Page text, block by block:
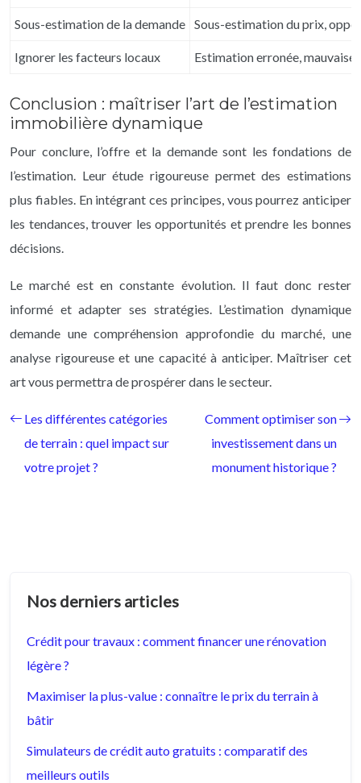
Sous-estimation de la demande Sous-estimation du prix,
Ignorer les facteurs locaux Estimation erronée, mauvaise
Conclusion : maîtriser l’art de l’estimation
immobilière dynamique
Pour conclure, l’offre et la demande sont les fondations de
l’estimation. Leur étude rigoureuse permet des estimations
plus fiables. En intégrant ces principes, vous pourrez anticiper
les tendances, trouver les opportunités et prendre les bonnes
décisions.
Le marché est en constante évolution. Il faut donc rester
informé et adapter ses stratégies. L’estimation dynamique
demande une compréhension approfondie du marché, une
analyse rigoureuse et une capacité à anticiper. Maîtriser cet
art vous permettra de prospérer dans le secteur.
Les différentes catégories
de terrain : quel impact sur
votre projet ?
Comment optimiser son
investissement dans un
monument historique ?
Nos derniers articles
Crédit pour travaux : comment financer une rénovation
légère ?
Maximiser la plus-value : connaître le prix du terrain à
bâtir
Simulateurs de crédit auto gratuits : comparatif des
meilleurs outils